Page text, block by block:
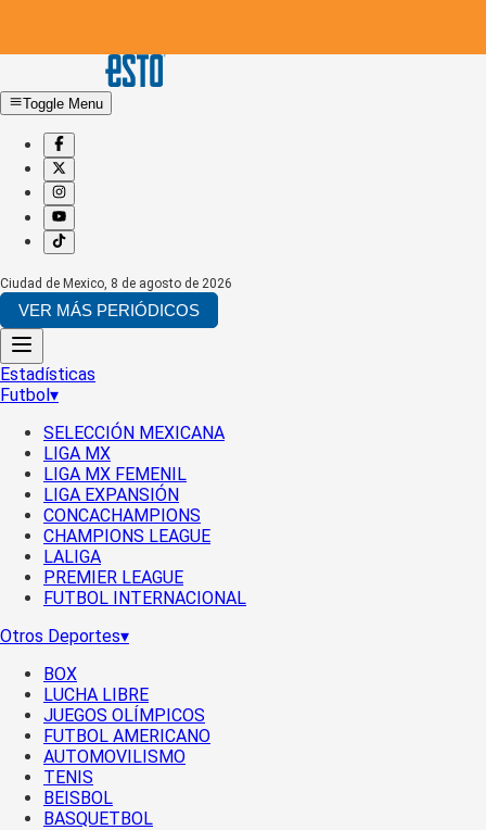
Toggle Menu
Ciudad de Mexico, 8 de agosto de 2026
VER MÁS PERIÓDICOS
Estadísticas
Futbol▾
SELECCIÓN MEXICANA
LIGA MX
LIGA MX FEMENIL
LIGA EXPANSIÓN
CONCACHAMPIONS
CHAMPIONS LEAGUE
LALIGA
PREMIER LEAGUE
FUTBOL INTERNACIONAL
Otros Deportes▾
BOX
LUCHA LIBRE
JUEGOS OLÍMPICOS
FUTBOL AMERICANO
AUTOMOVILISMO
TENIS
BEISBOL
BASQUETBOL